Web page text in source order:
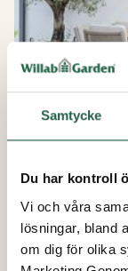
Samtycke
Du har kontroll
Vi och våra
lösningar, bland
om dig för olika
Chicory
Från
30 965 kr